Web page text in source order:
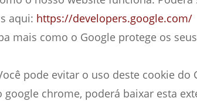
aqui: https://developers.google.com/
mais como o Google protege os
pode evitar o uso deste cookie do
chrome, poderá baixar esta